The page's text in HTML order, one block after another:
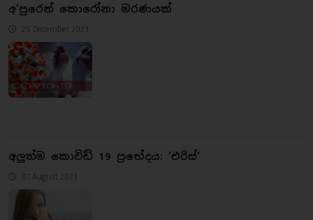
අ’පුරෙන් කොරෝනා මරණයක්
29 December 2023
අලුත්ම කොවිඩ් 19 ප්‍රභේදය: ’එරිස්’
07 August 2023